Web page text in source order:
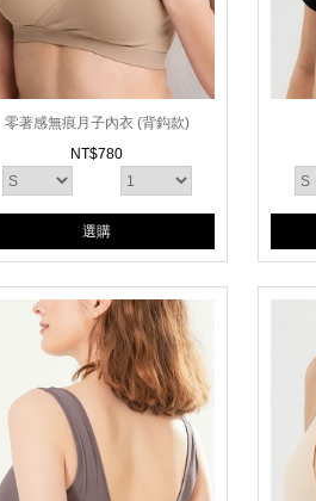
零著感無痕月子內衣 (背鈎款)
NT$780
選購